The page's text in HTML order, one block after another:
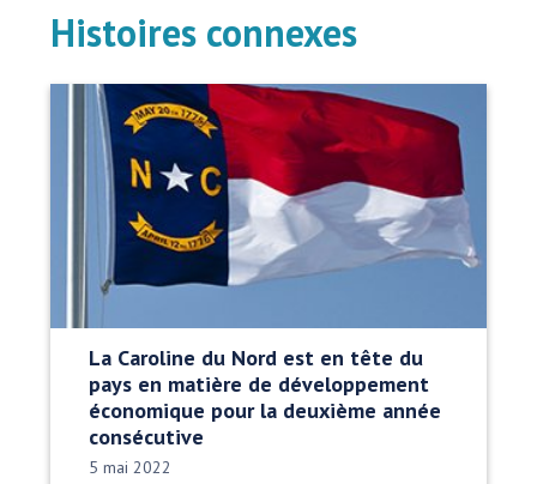
Histoires connexes
La Caroline du Nord est en tête du
pays en matière de développement
économique pour la deuxième année
consécutive
Date publiée:
5 mai 2022